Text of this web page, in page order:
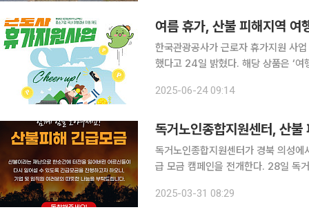
여름 휴가, 산불 피해지역 여
한국관광공사가 근로자 휴가지원 사
했다고 24일 밝혔다. 해당 상품은 ‘여
는 동행’ 캠페인의 일환으로, 산불 피
2025-06-24 09:14
독거노인종합지원센터, 산
독거노인종합지원센터가 경북 의성
급 모금 캠페인을 전개한다. 28일 독
서 발생한 산불은 7일째 지속되며 역
2025-03-31 08:29